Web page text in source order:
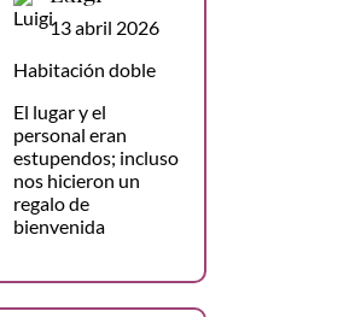
13 abril 2026
Habitación doble
El lugar y el
personal eran
estupendos; incluso
nos hicieron un
regalo de
bienvenida